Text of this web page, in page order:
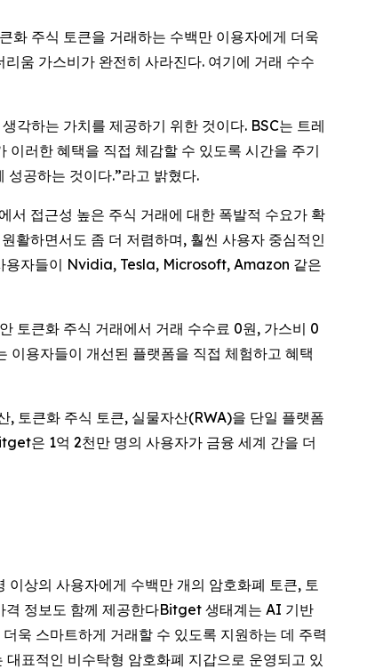
화 주식 토큰을 거래하는 수백만 이용자에게 더욱
움 가스비가 완전히 사라진다. 여기에 거래 수수
각하는 가치를 제공하기 위한 것이다. BSC는 트레
러한 혜택을 직접 체감할 수 있도록 시간을 주기
성공하는 것이다.”라고 밝혔다.
서 접근성 높은 주식 거래에 대한 폭발적 수요가 확
활하면서도 좀 더 저렴하며, 훨씬 사용자 중심적인
용자들이 Nvidia, Tesla, Microsoft, Amazon 같은
토큰화 주식 거래에서 거래 수수료 0원, 가스비 0
용자들이 개선된 플랫폼을 직접 체험하고 혜택
토큰화 주식 토큰, 실물자산(RWA)을 단일 플랫폼
은 1억 2천만 명의 사용자가 금융 세계 간을 더
상의 사용자에게 수백만 개의 암호화폐 토큰, 토
격 정보도 함께 제공한다Bitget 생태계는 AI 기반
욱 스마트하게 거래할 수 있도록 지원하는 데 주력
표적인 비수탁형 암호화폐 지갑으로 운영되고 있